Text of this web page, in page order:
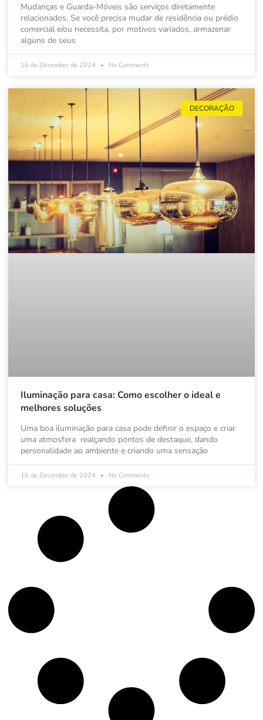
Mudanças e Guarda-Móveis são serviços diretamente
relacionados. Se você precisa mudar de residência ou prédio
comercial e/ou necessita, por motivos variados, armazenar
alguns de seus
16 de December de 2024 No Comments
DECORAÇÃO
Iluminação para casa: Como escolher o ideal e
melhores soluções
Uma boa iluminação para casa pode definir o espaço e criar
uma atmosfera realçando pontos de destaque, dando
personalidade ao ambiente e criando uma sensação
16 de December de 2024 No Comments